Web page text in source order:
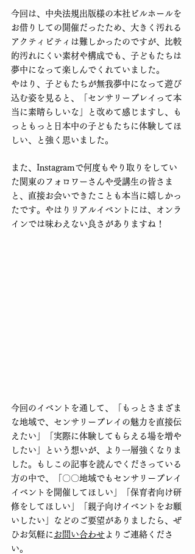
今回は、中央法規出版様の本社ビルホールを
お借りしての開催だったため、大きく汚れる
アクティビティは難しかったのですが、比較
的汚れにくい素材や構成でも、子どもたちは
夢中になって楽しんでくれていました。
やはり、子どもたちが無我夢中になって遊び
込む姿を見ると、「センサリープレイって本
当に素晴らしいな」と改めて感じますし、も
っともっと日本中の子どもたちに体験してほ
しい、と強く思いました。
また、Instagramで何度もやり取りをしてい
た関東のフォロワーさんや受講生の皆さま
と、直接お会いできたことも本当に嬉しかっ
たです。やはりリアルイベントには、オンラ
インでは味わえない良さがありますね！
今回のイベントを通して、「もっとさまざま
な地域で、センサリープレイの魅力を直接伝
えたい」「実際に体験してもらえる場を増や
したい」という想いが、より一層強くなりま
した。もしこの記事を読んでくださっている
方の中で、「〇〇地域でもセンサリープレイ
イベントを開催してほしい」「保育者向け研
修をしてほしい」「親子向けイベントをお願
いしたい」などのご要望がありましたら、ぜ
ひお気軽に お問い合わせ よりご連絡くださ
い。